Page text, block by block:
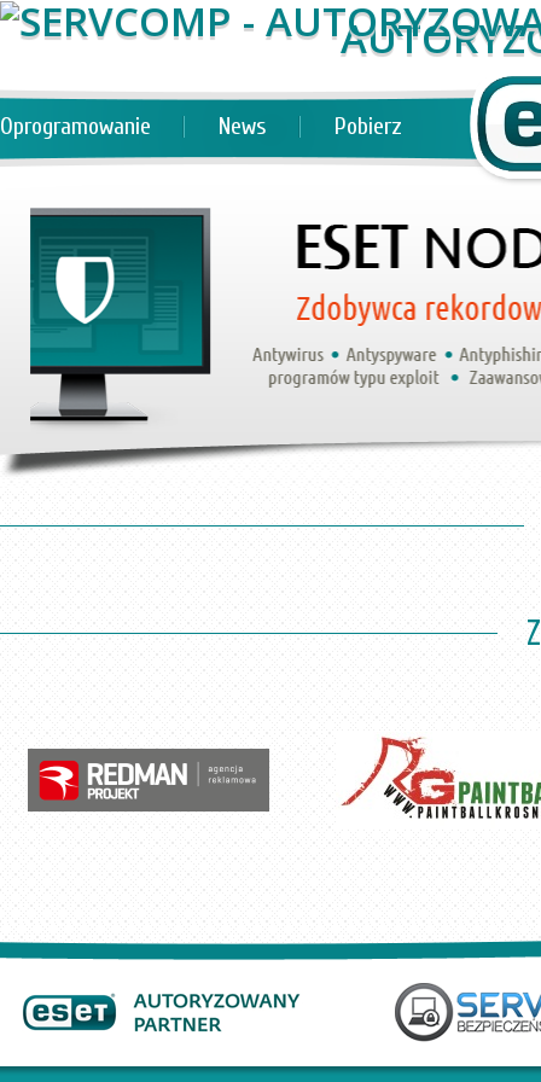
Oprogramowanie News Pobierz